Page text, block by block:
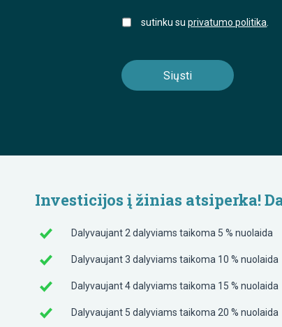
sutinku suprivatumo politika
Investicijos į žinias atsiperka!
Dalyvaujant 2 dalyviams taikoma 5 % nuolaida
Dalyvaujant 3 dalyviams taikoma 10 % nuolaida
Dalyvaujant 4 dalyviams taikoma 15 % nuolaida
Dalyvaujant 5 dalyviams taikoma 20 % nuolaida